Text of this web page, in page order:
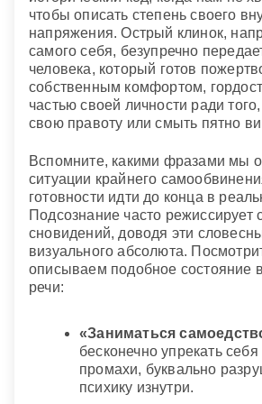
чтобы описать степень своего
напряжения. Острый клинок,
самого себя, безупречно
человека, который готов
собственным комфортом,
частью своей личности ради
свою правоту или смыть пятно
Вспомните, какими фразами мы
ситуации крайнего
готовности идти до конца в
Подсознание часто режиссирует
сновидений, доводя эти
визуального абсолюта.
описываем подобное состояние
речи:
«Заниматься
бесконечно упрекать
промахи, буквально
психику изнутри.